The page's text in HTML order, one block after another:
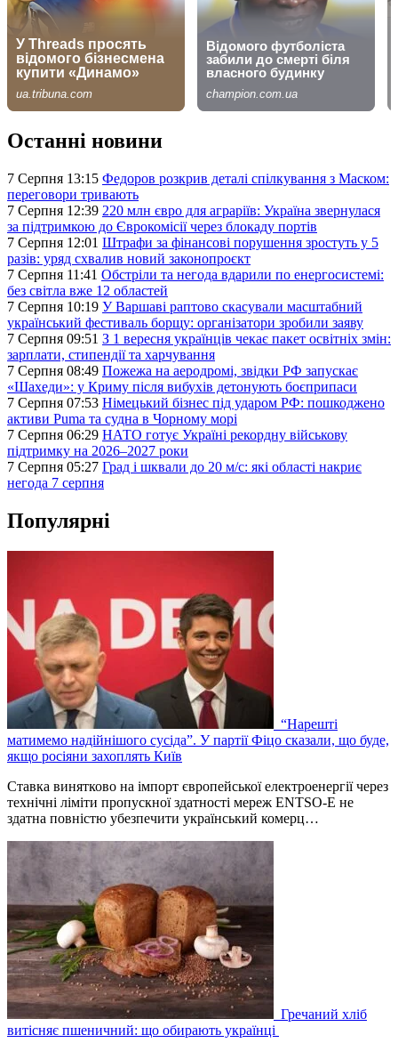
Останні новини
7 Серпня 13:15 Федоров розкрив деталі спілкування з Маском:
переговори тривають
7 Серпня 12:39 220 млн євро для аграріїв: Україна звернулася
за підтримкою до Єврокомісії через блокаду портів
7 Серпня 12:01 Штрафи за фінансові порушення зростуть у 5
разів: уряд схвалив новий законопроєкт
7 Серпня 11:41 Обстріли та негода вдарили по енергосистемі:
без світла вже 12 областей
7 Серпня 10:19 У Варшаві раптово скасували масштабний
український фестиваль борщу: організатори зробили заяву
7 Серпня 09:51 З 1 вересня українців чекає пакет освітніх змін:
зарплати, стипендії та харчування
7 Серпня 08:49 Пожежа на аеродромі, звідки РФ запускає
«Шахеди»: у Криму після вибухів детонують боєприпаси
7 Серпня 07:53 Німецький бізнес під ударом РФ: пошкоджено
активи Puma та судна в Чорному морі
7 Серпня 06:29 НАТО готує Україні рекордну військову
підтримку на 2026–2027 роки
7 Серпня 05:27 Град і шквали до 20 м/с: які області накриє
негода 7 серпня
Популярні
“Нарешті
матимемо надійнішого сусіда”. У партії Фіцо сказали, що буде,
якщо росіяни захоплять Київ
Ставка винятково на імпорт європейської електроенергії через
технічні ліміти пропускної здатності мереж ENTSO-E не
здатна повністю убезпечити український комерц…
Гречаний хліб
витісняє пшеничний: що обирають українці